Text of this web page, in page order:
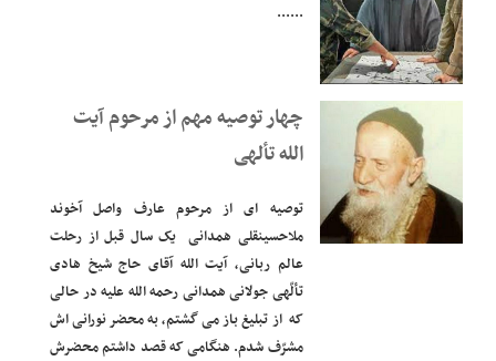
......
چهار توصیه مهم از مرحوم آیت
الله تألهی
توصیه ای از مرحوم عارف واصل آخوند
ملاحسینقلی همدانی یک سال قبل از رحلت
عالم ربانی، آیت الله آقای حاج شیخ هادی
تألّهی جولانی همدانی رحمه الله علیه در حالی
که از تبلیغ باز می گشتم، به محضر نورانی اش
مشرّف شدم. هنگامی که قصد داشتم محضرش